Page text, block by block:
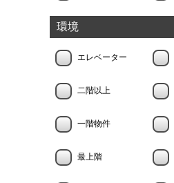
環境
エレベーター
二階以上
一階物件
最上階